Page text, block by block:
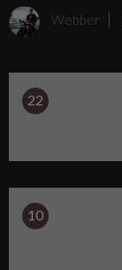
時又省事。
Webber
22
10